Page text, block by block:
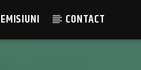
EMISIUNI CONTACT